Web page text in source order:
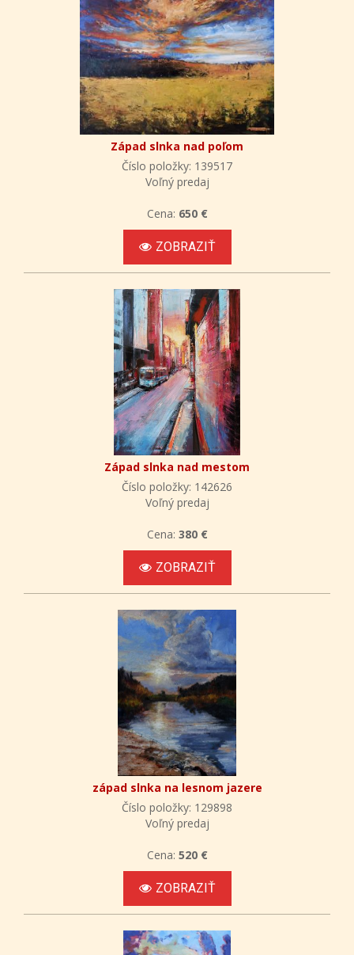
Západ slnka nad poľom
Číslo položky: 139517
Voľný predaj
Cena: 650 €
ZOBRAZIŤ
Západ slnka nad mestom
Číslo položky: 142626
Voľný predaj
Cena: 380 €
ZOBRAZIŤ
západ slnka na lesnom jazere
Číslo položky: 129898
Voľný predaj
Cena: 520 €
ZOBRAZIŤ